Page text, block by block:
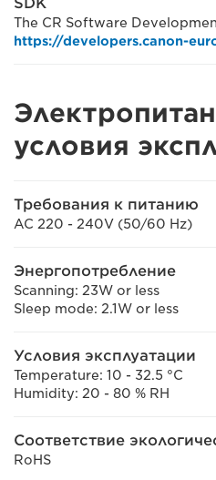
The CR Software
https://developers.canon-
условия
Требования к питанию
AC 220 - 240V (50/60 Hz)
Энергопотребление
Scanning: 23W or less
Sleep mode: 2.1W or less
Условия эксплуатации
Temperature: 10 - 32.5 °C
Humidity: 20 - 80 % RH
Соответствие
RoHS